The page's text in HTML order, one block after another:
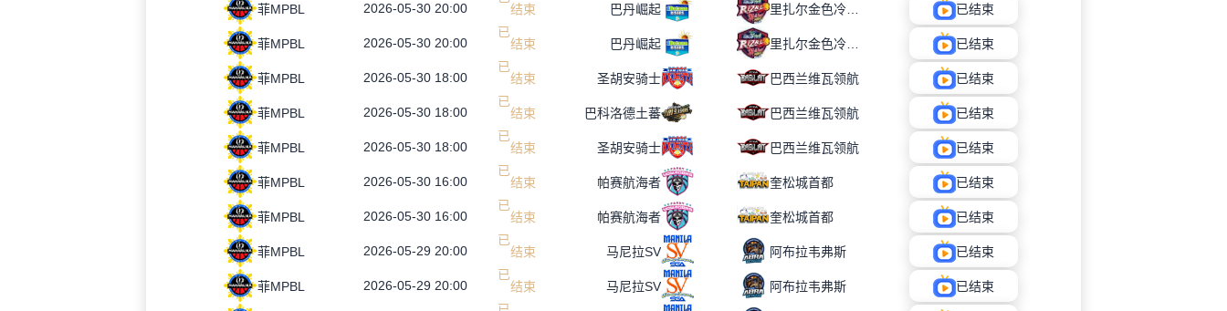
菲MPBL 2026-05-30 20:00 结束 巴丹崛起 里扎尔金色冷却器 已结束
菲MPBL 2026-05-30 20:00 结束 巴丹崛起 里扎尔金色冷却器 已结束
菲MPBL 2026-05-30 18:00 结束 圣胡安骑士 巴西兰维瓦领航 已结束
菲MPBL 2026-05-30 18:00 结束 巴科洛德土蕃 巴西兰维瓦领航 已结束
菲MPBL 2026-05-30 18:00 结束 圣胡安骑士 巴西兰维瓦领航 已结束
菲MPBL 2026-05-30 16:00 结束 帕赛航海者 奎松城首都 已结束
菲MPBL 2026-05-30 16:00 结束 帕赛航海者 奎松城首都 已结束
菲MPBL 2026-05-29 20:00 结束 马尼拉SV 阿布拉韦弗斯 已结束
菲MPBL 2026-05-29 20:00 结束 马尼拉SV 阿布拉韦弗斯 已结束